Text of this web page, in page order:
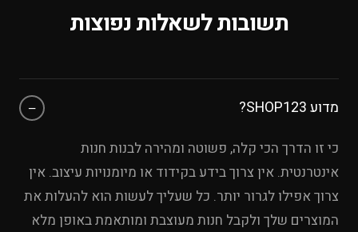
תשובות לשאלות נפוצות
מדוע SHOP123? −
כי זו הדרך הכי קלה, פשוטה ומהירה לבנות חנות
אינטרנטית. אין צרוך בידע בקידוד או מיומנויות עיצוב. אין
צרוך אפילו לגרור יותר. כל שעליך לעשות הוא להעלות את
המוצרים שלך ולקבל חנות מעוצבת ומותאמת באופן מלא